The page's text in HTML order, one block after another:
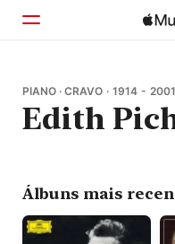
Início
Explorar
PIANO · CRAVO · 1914 - 2001
Edith
Álbuns mais